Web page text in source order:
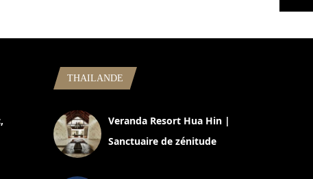
THAILANDE
Veranda Resort Hua Hin |
Sanctuaire de zénitude